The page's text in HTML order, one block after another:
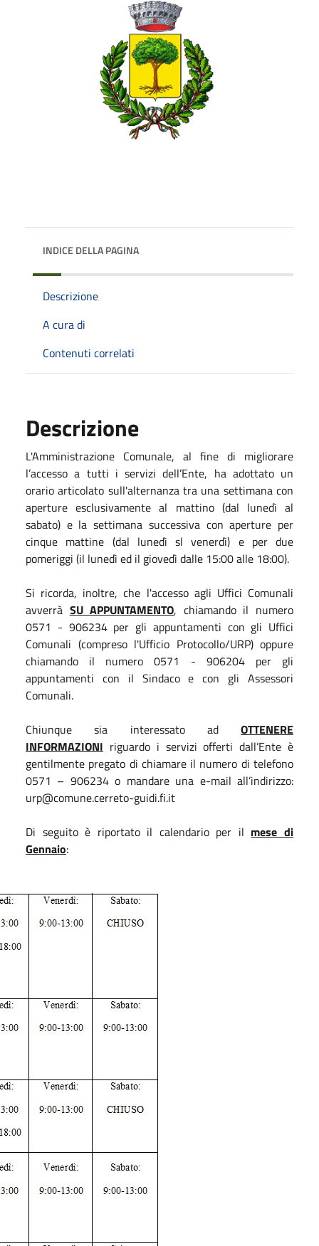
INDICE DELLA PAGINA
Descrizione
A cura di
Contenuti correlati
Descrizione
L'Amministrazione Comunale, al fine di migliorare
l’accesso a tutti i servizi dell’Ente, ha adottato un
orario articolato sull'alternanza tra una settimana con
aperture esclusivamente al mattino (dal lunedì al
sabato) e la settimana successiva con aperture per
cinque mattine (dal lunedì sl venerdì) e per due
pomeriggi (il lunedì ed il giovedì dalle 15:00 alle 18:00).
Si ricorda, inoltre, che l'accesso agli Uffici Comunali
avverrà SU APPUNTAMENTO, chiamando il numero
0571 - 906234 per gli appuntamenti con gli Uffici
Comunali (compreso l'Ufficio Protocollo/URP) oppure
chiamando il numero 0571 - 906204 per gli
appuntamenti con il Sindaco e con gli Assessori
Comunali.
Chiunque sia interessato ad OTTENERE
INFORMAZIONI riguardo i servizi offerti dall’Ente è
gentilmente pregato di chiamare il numero di telefono
0571 – 906234 o mandare una e-mail all’indirizzo:
urp@comune.cerreto-guidi.fi.it
Di seguito è riportato il calendario per il mese di
Gennaio: